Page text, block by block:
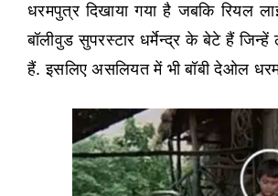
धरमपुत्र दिखाया गया है जबकि रियल
बॉलीवुड सुपरस्टार धर्मेन्द्र के बेटे हैं
हैं. इसलिए असलियत में भी बॉबी देओल